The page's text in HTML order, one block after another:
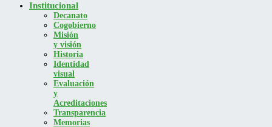
Institucional
Decanato
Cogobierno
Misión
y visión
Historia
Identidad
visual
Evaluación
y
Acreditaciones
Transparencia
Memorias